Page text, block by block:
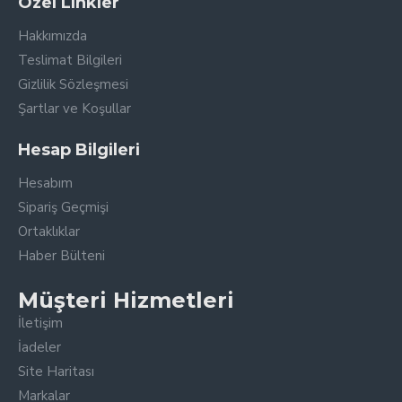
Hakkımızda
Teslimat Bilgileri
Gizlilik Sözleşmesi
Şartlar ve Koşullar
Hesap Bilgileri
Hesabım
Sipariş Geçmişi
Ortaklıklar
Haber Bülteni
Müşteri Hizmetleri
İletişim
İadeler
Site Haritası
Markalar